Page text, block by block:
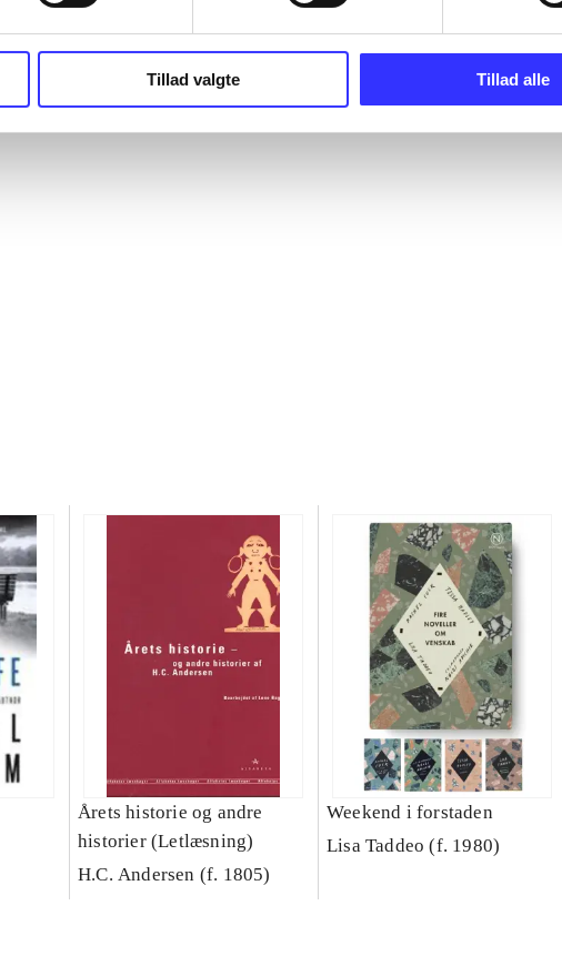
Tillad valgte Tillad alle
Årets historie og andre
historier (Letlæsning)
H.C. Andersen (f. 1805)
Weekend i forstaden
Lisa Taddeo (f. 1980)